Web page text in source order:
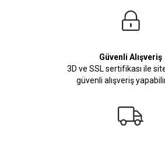
Güvenli Alışveriş
3D ve SSL sertifikası ile
güvenli alışveriş